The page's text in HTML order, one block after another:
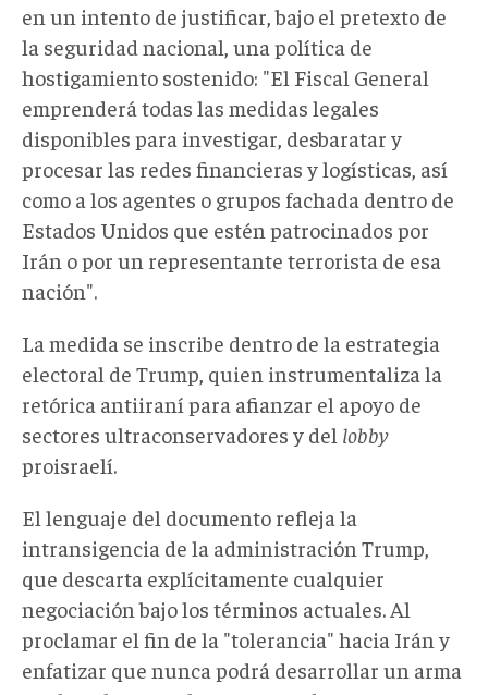
en un intento de justificar, bajo el pretexto de
la seguridad nacional, una política de
hostigamiento sostenido: "El Fiscal General
emprenderá todas las medidas legales
disponibles para investigar, desbaratar y
procesar las redes financieras y logísticas, así
como a los agentes o grupos fachada dentro de
Estados Unidos que estén patrocinados por
Irán o por un representante terrorista de esa
nación".
La medida se inscribe dentro de la estrategia
electoral de Trump, quien instrumentaliza la
retórica antiiraní para afianzar el apoyo de
sectores ultraconservadores y del lobby
proisraelí.
El lenguaje del documento refleja la
intransigencia de la administración Trump,
que descarta explícitamente cualquier
negociación bajo los términos actuales. Al
proclamar el fin de la "tolerancia" hacia Irán y
enfatizar que nunca podrá desarrollar un arma